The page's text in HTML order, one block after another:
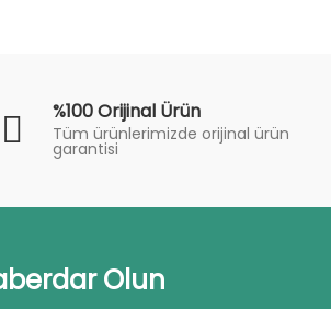
%100 Orijinal Ürün
Tüm ürünlerimizde orijinal ürün
garantisi
Olun